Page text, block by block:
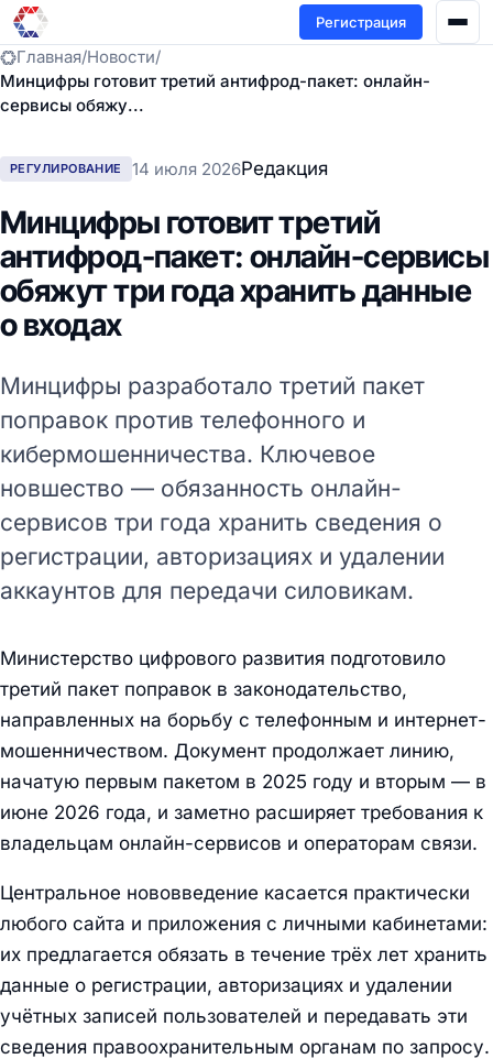
Регистрация
Главная/Новости/
Минцифры готовит третий антифрод-пакет: онлайн-
сервисы обяжу...
РЕГУЛИРОВАНИЕ 14 июля 2026Редакция
Минцифры готовит третий
антифрод-пакет: онлайн-сервисы
обяжут три года хранить данные
о входах
Минцифры разработало третий пакет
поправок против телефонного и
кибермошенничества. Ключевое
новшество — обязанность онлайн-
сервисов три года хранить сведения о
регистрации, авторизациях и удалении
аккаунтов для передачи силовикам.
Министерство цифрового развития подготовило
третий пакет поправок в законодательство,
направленных на борьбу с телефонным и интернет-
мошенничеством. Документ продолжает линию,
начатую первым пакетом в 2025 году и вторым — в
июне 2026 года, и заметно расширяет требования к
владельцам онлайн-сервисов и операторам связи.
Центральное нововведение касается практически
любого сайта и приложения с личными кабинетами:
их предлагается обязать в течение трёх лет хранить
данные о регистрации, авторизациях и удалении
учётных записей пользователей и передавать эти
сведения правоохранительным органам по запросу.